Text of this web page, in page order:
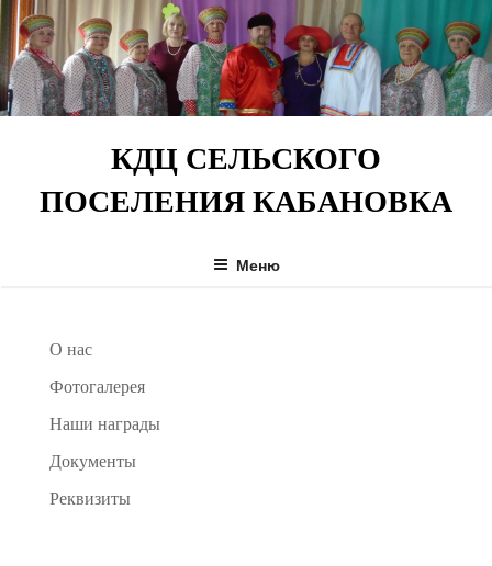
Перейти
к
содержимому
КДЦ СЕЛЬСКОГО
ПОСЕЛЕНИЯ КАБАНОВКА
Меню
О нас
Фотогалерея
Наши награды
Документы
Реквизиты